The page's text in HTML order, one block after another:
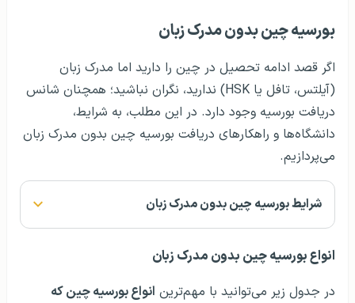
بورسیه چین بدون مدرک زبان
اگر قصد ادامه تحصیل در چین را دارید اما مدرک زبان
(آیلتس، تافل یا HSK) ندارید، نگران نباشید؛ همچنان شانس
دریافت بورسیه وجود دارد. در این مطلب، به شرایط،
دانشگاه‌ها و راهکارهای دریافت بورسیه چین بدون مدرک زبان
می‌پردازیم.
شرایط بورسیه چین بدون مدرک زبان
انواع بورسیه چین بدون مدرک زبان
در جدول زیر می‌توانید با مهم‌ترین انواع بورسیه‌ چین که